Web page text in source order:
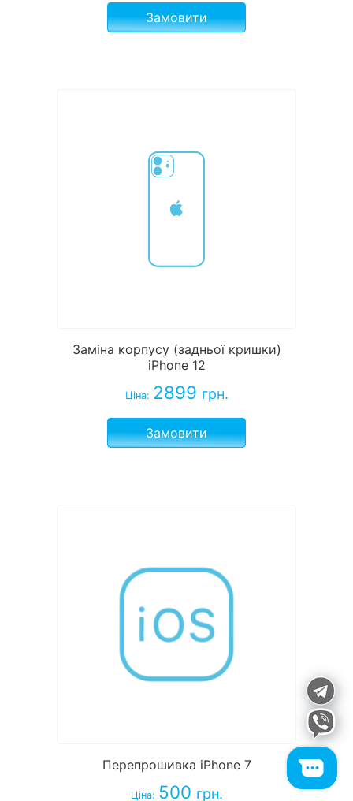
Замовити
Заміна корпусу (задньої кришки)
iPhone 12
Ціна: 2899 грн.
Замовити
Перепрошивка iPhone 7
Ціна: 500 грн.